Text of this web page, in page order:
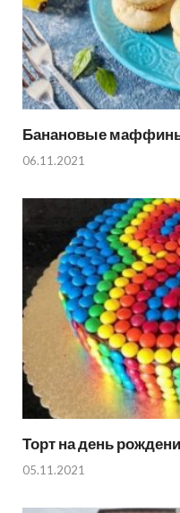
Банановые
06.11.2021
Торт на день
05.11.2021